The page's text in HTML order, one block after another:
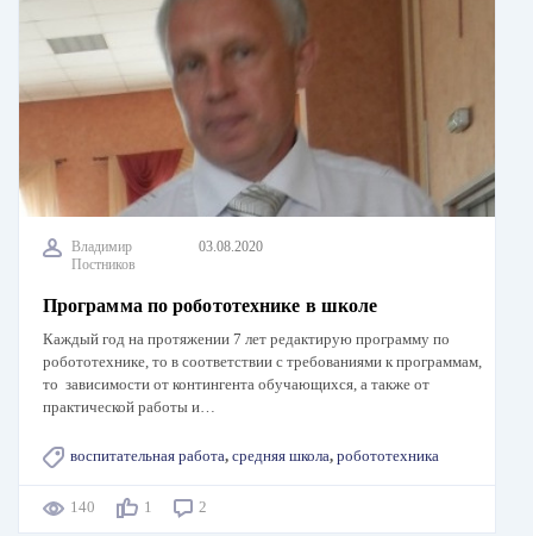
Владимир
Постников
03.08.2020
Программа по робототехнике в школе
Каждый год на протяжении 7 лет редактирую программу по
робототехнике, то в соответствии с требованиями к программам,
то зависимости от контингента обучающихся, а также от
практической работы и…
воспитательная работа, средняя школа, робототехника
140 1 2